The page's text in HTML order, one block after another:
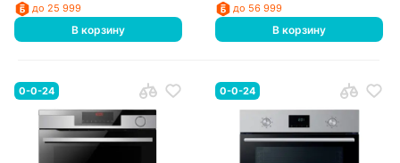
до 25 999
В корзину
до 56 999
В корзину
0-0-24 0-0-24